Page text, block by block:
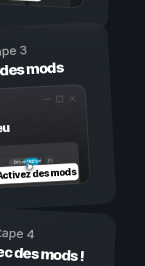
3
mods
Activé
Désactivé
des mods
4
des mods !